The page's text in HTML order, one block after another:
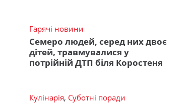
Гарячі новини
Семеро людей, серед них двоє
дітей, травмувалися у
потрійній ДТП біля Коростеня
Кулінарія, Суботні поради